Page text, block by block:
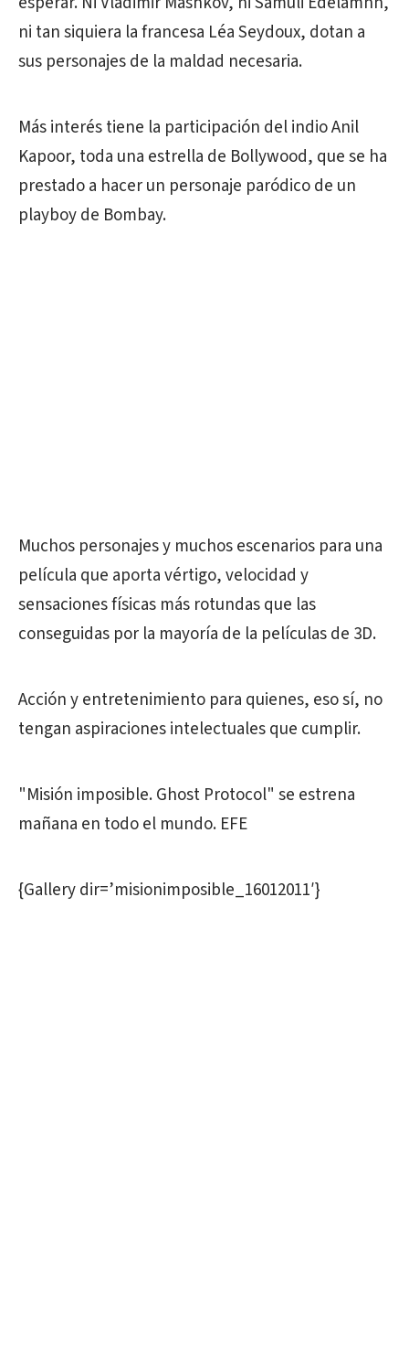
ni tan siquiera la francesa Léa Seydoux, dotan a
sus personajes de la maldad necesaria.
Más interés tiene la participación del indio Anil
Kapoor, toda una estrella de Bollywood, que se ha
prestado a hacer un personaje paródico de un
playboy de Bombay.
Muchos personajes y muchos escenarios para una
película que aporta vértigo, velocidad y
sensaciones físicas más rotundas que las
conseguidas por la mayoría de la películas de 3D.
Acción y entretenimiento para quienes, eso sí, no
tengan aspiraciones intelectuales que cumplir.
"Misión imposible. Ghost Protocol" se estrena
mañana en todo el mundo. EFE
{Gallery dir=’misionimposible_16012011′}